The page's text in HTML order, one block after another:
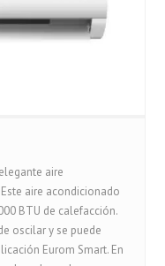
aire
aire acondicionado
BTU de calefacción.
oscilar y se puede
Eurom Smart. En